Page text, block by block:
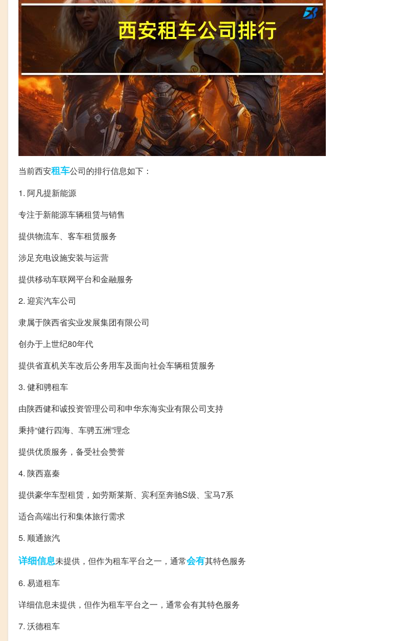
当前西安租车公司的排行信息如下：
1. 阿凡提新能源
专注于新能源车辆租赁与销售
提供物流车、客车租赁服务
涉足充电设施安装与运营
提供移动车联网平台和金融服务
2. 迎宾汽车公司
隶属于陕西省实业发展集团有限公司
创办于上世纪80年代
提供省直机关车改后公务用车及面向社会车辆租赁服务
3. 健和骋租车
由陕西健和诚投资管理公司和申华东海实业有限公司支持
秉持“健行四海、车骋五洲”理念
提供优质服务，备受社会赞誉
4. 陕西嘉秦
提供豪华车型租赁，如劳斯莱斯、宾利至奔驰S级、宝马7系
适合高端出行和集体旅行需求
5. 顺通旅汽
详细信息未提供，但作为租车平台之一，通常会有其特色服务
6. 易道租车
详细信息未提供，但作为租车平台之一，通常会有其特色服务
7. 沃德租车